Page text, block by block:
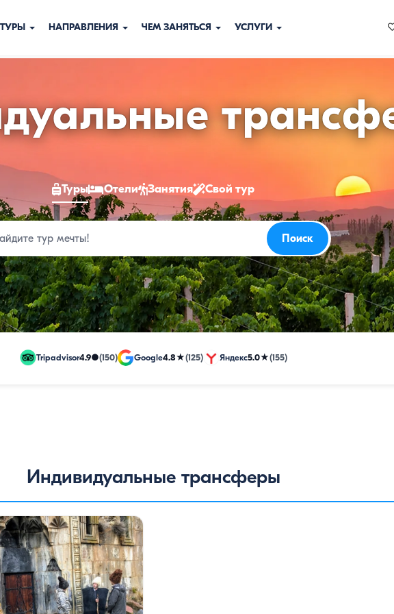
ТУРЫ НАПРАВЛЕНИЯ ЧЕМ ЗАНЯТЬСЯ УСЛУГИ
Туры Отели Занятия Свой тур
Поиск
Tripadvisor4.9●(150) Google4.8★(125) Яндекс5.0★(155)
Индивидуальные трансферы